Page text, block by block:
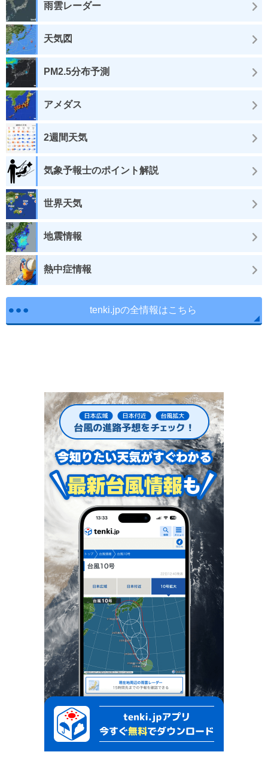
雨雲レーダー
天気図
PM2.5分布予測
アメダス
2週間天気
気象予報士のポイント解説
世界天気
地震情報
熱中症情報
tenki.jpの全情報はこちら